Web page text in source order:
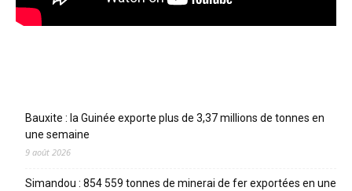
Bauxite : la Guinée exporte plus de 3,37 millions de tonnes en
une semaine
9 août 2026
Simandou : 854 559 tonnes de minerai de fer exportées en une